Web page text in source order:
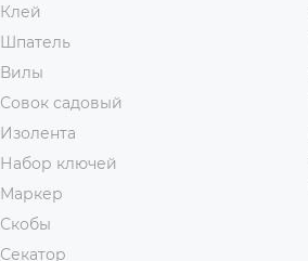
Клей
Шпатель
Вилы
Совок садовый
Изолента
Набор ключей
Маркер
Скобы
Секатор